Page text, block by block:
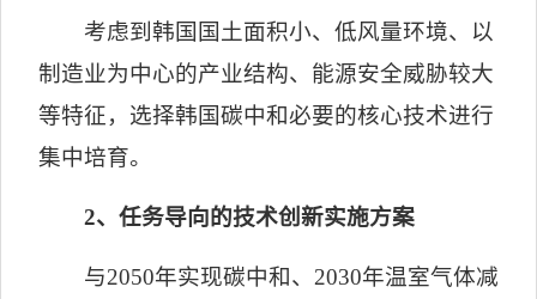
考虑到韩国国土面积小、低风量环境、以
制造业为中心的产业结构、能源安全威胁较大
等特征，选择韩国碳中和必要的核心技术进行
集中培育。
2、任务导向的技术创新实施方案
与2050年实现碳中和、 2030年温室气体减